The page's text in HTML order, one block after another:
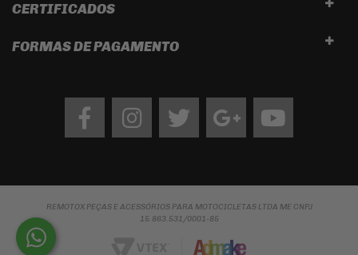
CERTIFICADOS
FORMAS DE PAGAMENTO
FacebookInstagram twitter googleYoutube
REMOTOX PEÇAS E ACESSÓRIOS PARA MOTOCICLETAS LTDA ME CNPJ
15.863.531/0001-85